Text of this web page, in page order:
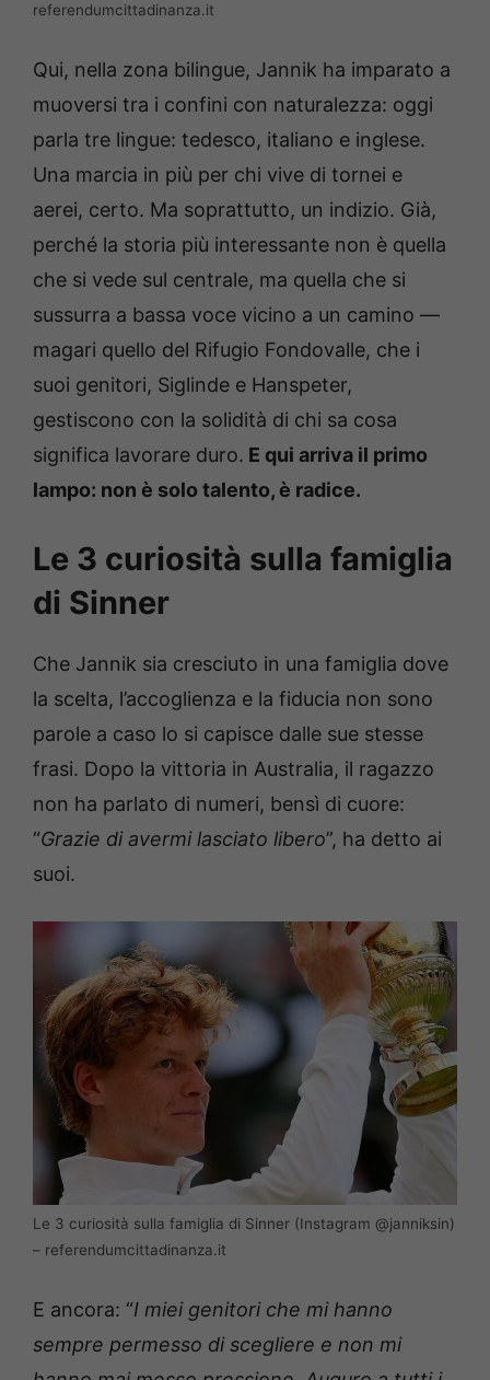
referendumcittadinanza.it
Qui, nella zona bilingue, Jannik ha imparato a
muoversi tra i confini con naturalezza: oggi
parla tre lingue: tedesco, italiano e inglese.
Una marcia in più per chi vive di tornei e
aerei, certo. Ma soprattutto, un indizio. Già,
perché la storia più interessante non è quella
che si vede sul centrale, ma quella che si
sussurra a bassa voce vicino a un camino —
magari quello del Rifugio Fondovalle, che i
suoi genitori, Siglinde e Hanspeter,
gestiscono con la solidità di chi sa cosa
significa lavorare duro. E qui arriva il primo
lampo: non è solo talento, è radice.
Le 3 curiosità sulla famiglia
di Sinner
Che Jannik sia cresciuto in una famiglia dove
la scelta, l’accoglienza e la fiducia non sono
parole a caso lo si capisce dalle sue stesse
frasi. Dopo la vittoria in Australia, il ragazzo
non ha parlato di numeri, bensì di cuore:
“Grazie di avermi lasciato libero”, ha detto ai
suoi.
Le 3 curiosità sulla famiglia di Sinner (Instagram @janniksin)
– referendumcittadinanza.it
E ancora: “I miei genitori che mi hanno
sempre permesso di scegliere e non mi